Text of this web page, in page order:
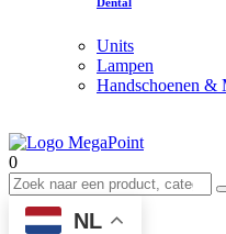
Units
Lampen
Handschoenen &
0
NL